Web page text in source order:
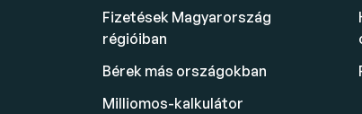
Fizetések Magyarország
régióiban
Bérek más országokban
Milliomos-kalkulátor